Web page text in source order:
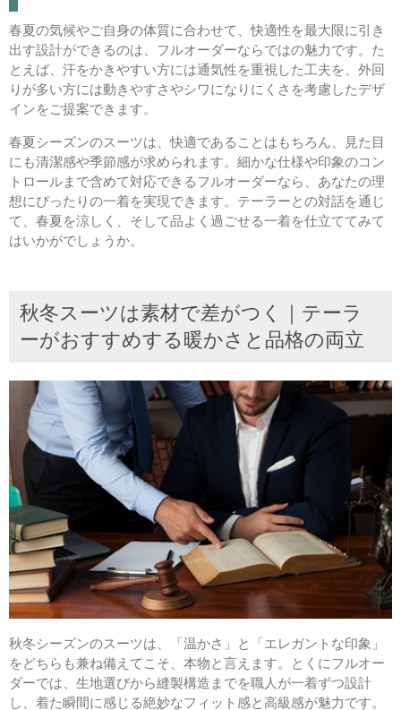
春夏の気候やご自身の体質に合わせて、快適性を最大限に引き
出す設計ができるのは、フルオーダーならではの魅力です。た
とえば、汗をかきやすい方には通気性を重視した工夫を、外回
りが多い方には動きやすさやシワになりにくさを考慮したデザ
インをご提案できます。
春夏シーズンのスーツは、快適であることはもちろん、見た目
にも清潔感や季節感が求められます。細かな仕様や印象のコン
トロールまで含めて対応できるフルオーダーなら、あなたの理
想にぴったりの一着を実現できます。テーラーとの対話を通じ
て、春夏を涼しく、そして品よく過ごせる一着を仕立ててみて
はいかがでしょうか。
秋冬スーツは素材で差がつく｜テーラ
ーがおすすめする暖かさと品格の両立
秋冬シーズンのスーツは、「温かさ」と「エレガントな印象」
をどちらも兼ね備えてこそ、本物と言えます。とくにフルオー
ダーでは、生地選びから縫製構造までを職人が一着ずつ設計
し、着た瞬間に感じる絶妙なフィット感と高級感が魅力です。